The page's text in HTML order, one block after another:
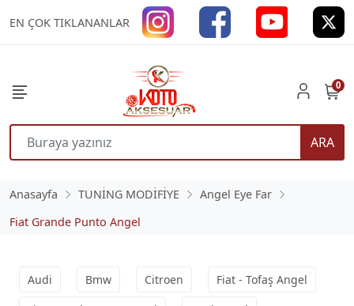
EN ÇOK TIKLANANLAR
ARA
0
Anasayfa TUNİNG MODİFİYE
Angel Eye Far
Fiat Grande Punto Angel
Audi Bmw Citroen
Fiat - Tofaş Angel